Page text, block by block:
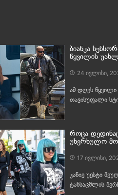
ბიანკა
წყვილის
24 ივლისი,
ამ დღეს წყვილი
თავისუფალი
როცა
უხერხულო
17 ივლისი,
კანიე უესტი
ტანსაცმლის